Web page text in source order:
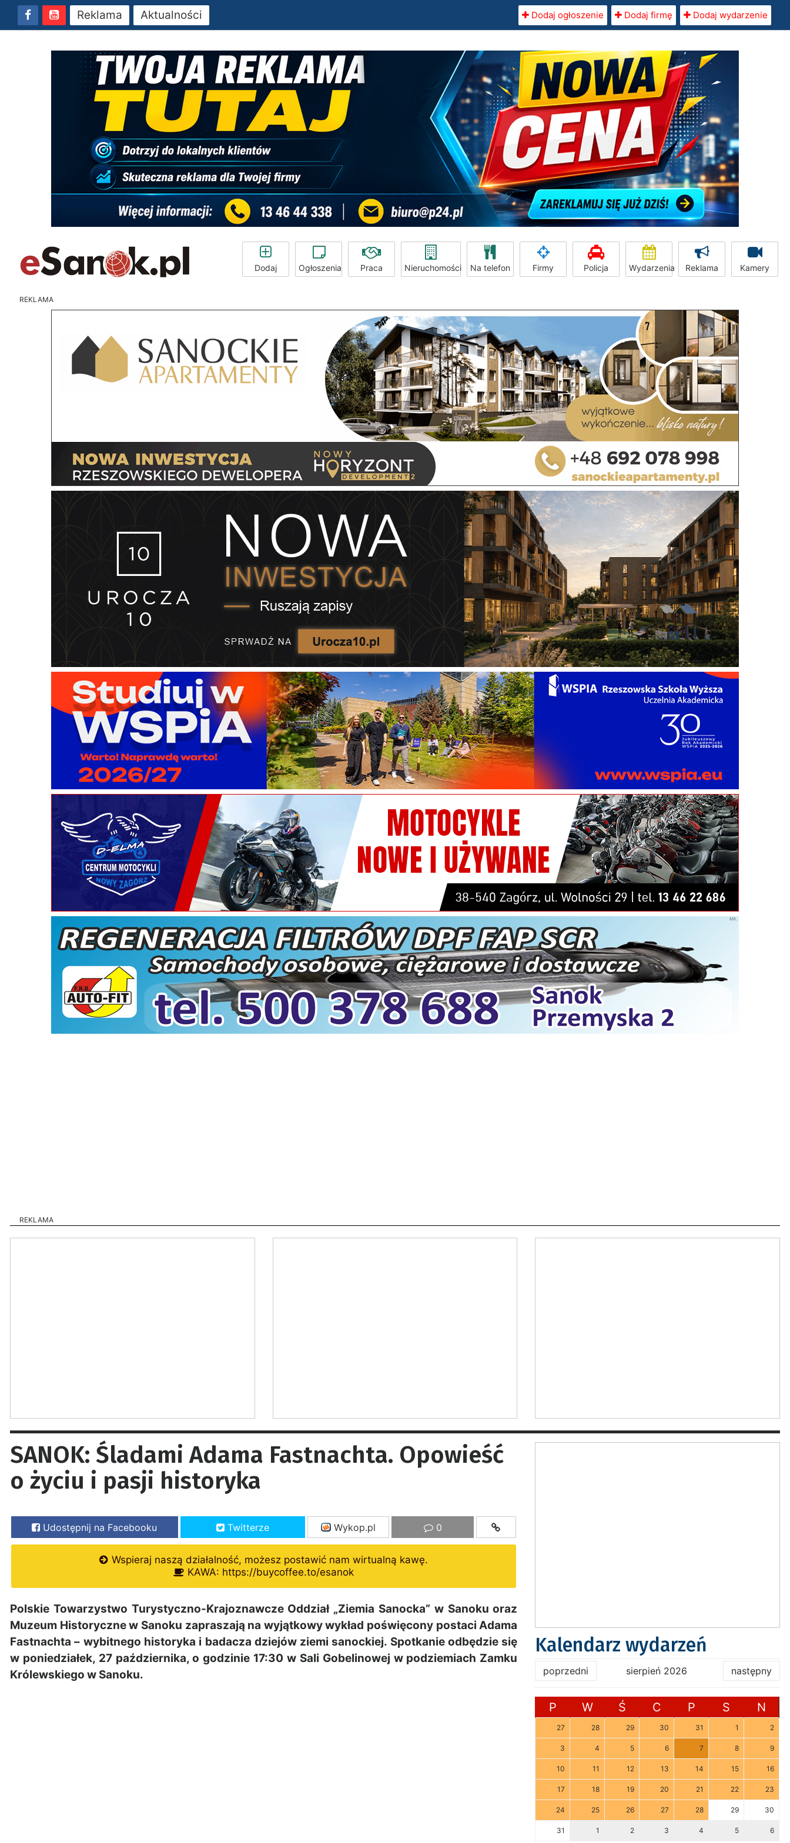
Reklama Aktualności Dodaj ogłoszenie Dodaj firmę Dodaj wydarzenie
Dodaj Ogłoszenia Praca Nieruchomości Na telefon Firmy Policja Wydarzenia Reklama Kamery
REKLAMA
REKLAMA
SANOK: Śladami Adama Fastnachta. Opowieść
o życiu i pasji historyka
Udostępnij na Facebooku Twitterze Wykop.pl 0
Wspieraj naszą działalność, możesz postawić nam wirtualną kawę.
KAWA: https://buycoffee.to/esanok
Polskie Towarzystwo Turystyczno-Krajoznawcze Oddział „Ziemia Sanocka” w Sanoku oraz
Muzeum Historyczne w Sanoku zapraszają na wyjątkowy wykład poświęcony postaci Adama
Fastnachta – wybitnego historyka i badacza dziejów ziemi sanockiej. Spotkanie odbędzie się
w poniedziałek, 27 października, o godzinie 17:30 w Sali Gobelinowej w podziemiach Zamku
Królewskiego w Sanoku.
Kalendarz wydarzeń
poprzedni sierpień 2026 następny
P W Ś C P S N
27 28 29 30 31 1 2
3 4 5 6 7 8 9
10 11 12 13 14 15 16
17 18 19 20 21 22 23
24 25 26 27 28 29 30
31 1 2 3 4 5 6